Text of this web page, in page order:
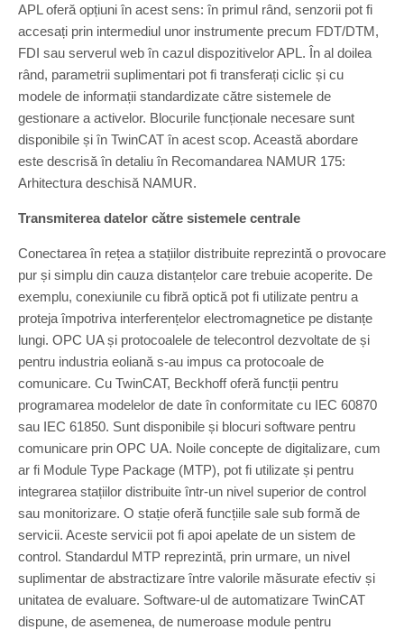
APL oferă opțiuni în acest sens: în primul rând, senzorii pot fi
accesați prin intermediul unor instrumente precum FDT/DTM,
FDI sau serverul web în cazul dispozitivelor APL. În al doilea
rând, parametrii suplimentari pot fi transferați ciclic și cu
modele de informații standardizate către sistemele de
gestionare a activelor. Blocurile funcționale necesare sunt
disponibile și în TwinCAT în acest scop. Această abordare
este descrisă în detaliu în Recomandarea NAMUR 175:
Arhitectura deschisă NAMUR.
Transmiterea datelor către sistemele centrale
Conectarea în rețea a stațiilor distribuite reprezintă o provocare
pur și simplu din cauza distanțelor care trebuie acoperite. De
exemplu, conexiunile cu fibră optică pot fi utilizate pentru a
proteja împotriva interferențelor electromagnetice pe distanțe
lungi. OPC UA și protocoalele de telecontrol dezvoltate de și
pentru industria eoliană s-au impus ca protocoale de
comunicare. Cu TwinCAT, Beckhoff oferă funcții pentru
programarea modelelor de date în conformitate cu IEC 60870
sau IEC 61850. Sunt disponibile și blocuri software pentru
comunicare prin OPC UA. Noile concepte de digitalizare, cum
ar fi Module Type Package (MTP), pot fi utilizate și pentru
integrarea stațiilor distribuite într-un nivel superior de control
sau monitorizare. O stație oferă funcțiile sale sub formă de
servicii. Aceste servicii pot fi apoi apelate de un sistem de
control. Standardul MTP reprezintă, prin urmare, un nivel
suplimentar de abstractizare între valorile măsurate efectiv și
unitatea de evaluare. Software-ul de automatizare TwinCAT
dispune, de asemenea, de numeroase module pentru